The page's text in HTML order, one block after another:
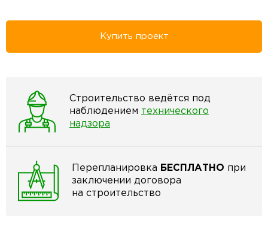
Купить проект
Строительство ведётся под
наблюдением технического
надзора
Перепланировка БЕСПЛАТНО при
заключении договора
на строительство